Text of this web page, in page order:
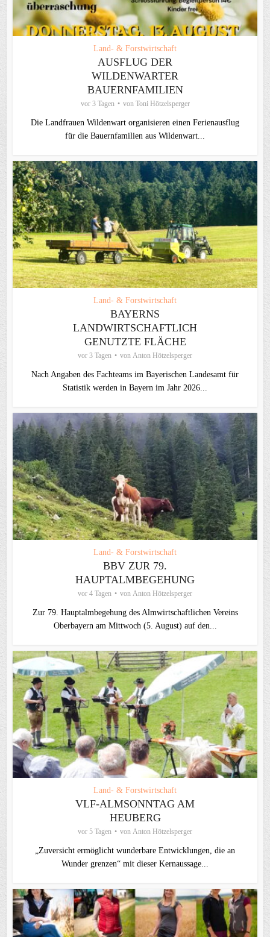
Land- & Forstwirtschaft
AUSFLUG DER
WILDENWARTER
BAUERNFAMILIEN
vor 3 Tagen von Toni Hötzelsperger
Die Landfrauen Wildenwart organisieren einen Ferienausflug
für die Bauernfamilien aus Wildenwart...
Land- & Forstwirtschaft
BAYERNS
LANDWIRTSCHAFTLICH
GENUTZTE FLÄCHE
vor 3 Tagen von Anton Hötzelsperger
Nach Angaben des Fachteams im Bayerischen Landesamt für
Statistik werden in Bayern im Jahr 2026...
Land- & Forstwirtschaft
BBV ZUR 79.
HAUPTALMBEGEHUNG
vor 4 Tagen von Anton Hötzelsperger
Zur 79. Hauptalmbegehung des Almwirtschaftlichen Vereins
Oberbayern am Mittwoch (5. August) auf den...
Land- & Forstwirtschaft
VLF-ALMSONNTAG AM
HEUBERG
vor 5 Tagen von Anton Hötzelsperger
„Zuversicht ermöglicht wunderbare Entwicklungen, die an
Wunder grenzen“ mit dieser Kernaussage...